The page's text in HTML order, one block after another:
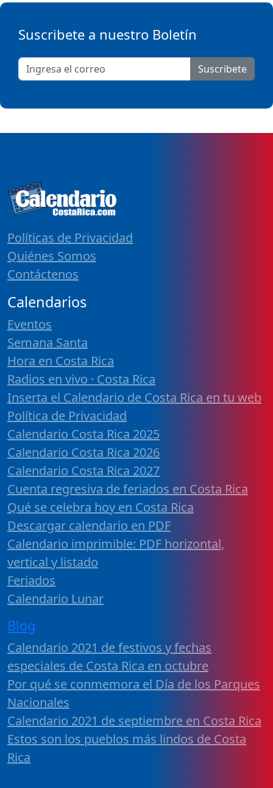
Suscribete a nuestro Boletín
Suscribete
Políticas de Privacidad
Quiénes Somos
Contáctenos
Calendarios
Eventos
Semana Santa
Hora en Costa Rica
Radios en vivo · Costa Rica
Inserta el Calendario de Costa Rica en tu web
Política de Privacidad
Calendario Costa Rica 2025
Calendario Costa Rica 2026
Calendario Costa Rica 2027
Cuenta regresiva de feriados en Costa Rica
Qué se celebra hoy en Costa Rica
Descargar calendario en PDF
Calendario imprimible: PDF horizontal,
vertical y listado
Feriados
Calendario Lunar
Blog
Calendario 2021 de festivos y fechas
especiales de Costa Rica en octubre
Por qué se conmemora el Día de los Parques
Nacionales
Calendario 2021 de septiembre en Costa Rica
Estos son los pueblos más lindos de Costa
Rica